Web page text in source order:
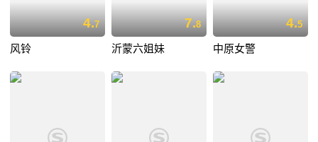
4.7
风铃
7.8
沂蒙六姐妹
4.5
中原女警